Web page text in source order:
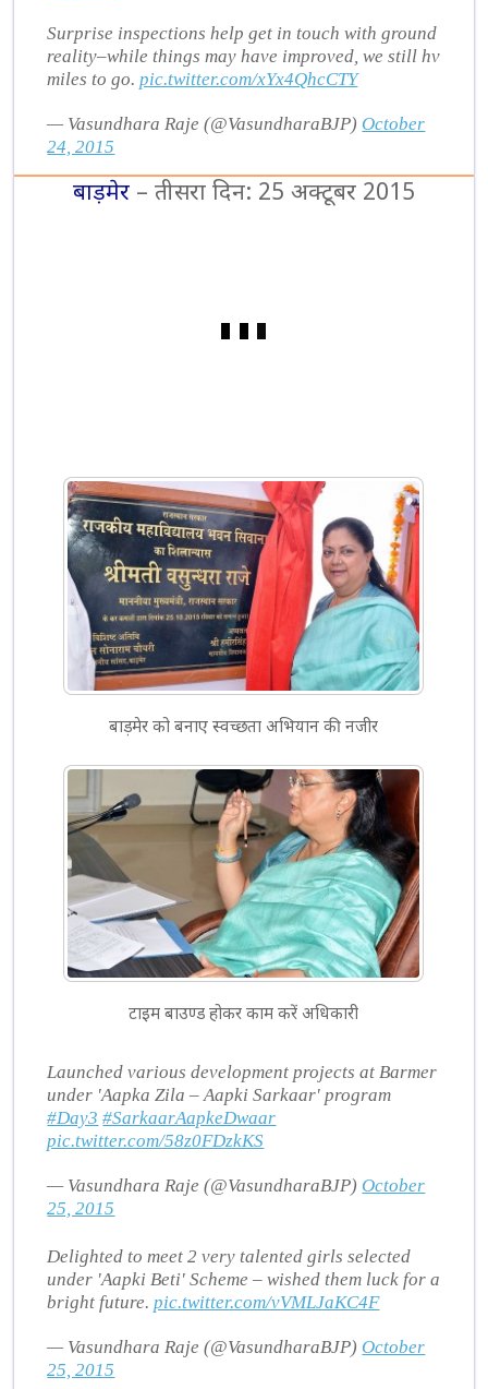
Surprise inspections help get in touch with ground
reality–while things may have improved, we still hv
miles to go.pic.twitter.com/xYx4QhcCTY
— Vasundhara Raje (@VasundharaBJP) October
24, 2015
बाड़मेर– तीसरा दिन: 25 अक्टूबर 2015
बाड़मेर को बनाए स्वच्छता अभियान की नजीर
टाइम बाउण्ड होकर काम करें अधिकारी
Launched various development projects at Barmer
under 'Aapka Zila – Aapki Sarkaar' program
#Day3 #SarkaarAapkeDwaar
pic.twitter.com/58z0FDzkKS
— Vasundhara Raje (@VasundharaBJP) October
25, 2015
Delighted to meet 2 very talented girls selected
under 'Aapki Beti' Scheme – wished them luck for a
bright future.pic.twitter.com/vVMLJaKC4F
— Vasundhara Raje (@VasundharaBJP) October
25, 2015